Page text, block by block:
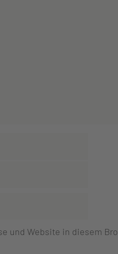
und Website in diesem